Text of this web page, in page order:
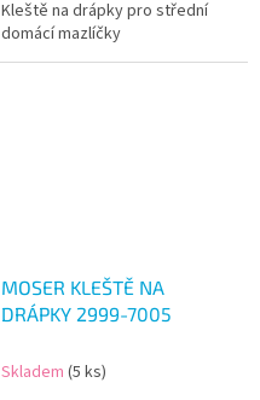
Kleště na drápky pro střední
domácí mazlíčky
MOSER KLEŠTĚ NA
DRÁPKY 2999-7005
Skladem (5 ks)